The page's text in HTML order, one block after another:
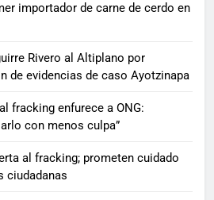
importador de carne de cerdo en
Rivero al Altiplano por
de evidencias de caso Ayotzinapa
fracking enfurece a ONG:
con menos culpa”
al fracking; prometen cuidado
ciudadanas